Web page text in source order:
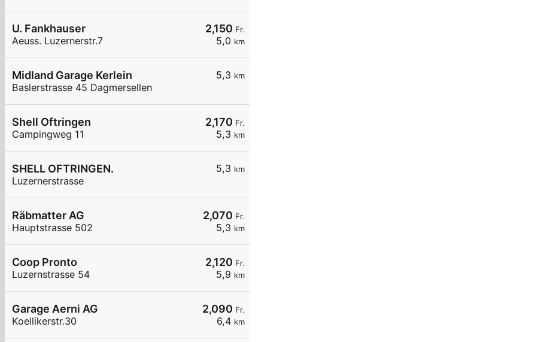
2,150 Fr.
5,0 km
U. Fankhauser
Aeuss. Luzernerstr.7
5,3 km
Midland Garage Kerlein
Baslerstrasse 45 Dagmersellen
2,170 Fr.
5,3 km
Shell Oftringen
Campingweg 11
5,3 km
SHELL OFTRINGEN.
Luzernerstrasse
2,070 Fr.
5,3 km
Räbmatter AG
Hauptstrasse 502
2,120 Fr.
5,9 km
Coop Pronto
Luzernstrasse 54
2,090 Fr.
6,4 km
Garage Aerni AG
Koellikerstr.30